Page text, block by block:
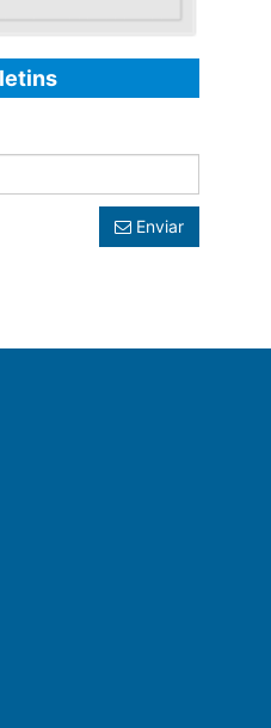
Enviar